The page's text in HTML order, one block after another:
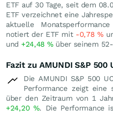
ETF auf 30 Tage, seit dem
ETF verzeichnet eine
aktuelle
notiert der ETF mit -0,78 %
und +24,48 %über seinem 52-
Fazit zu AMUNDI S&P 500
Die AMUNDI S&P 500
Performance zeigt eine
über den Zeitraum von 1
+24,20 %. Die Performance